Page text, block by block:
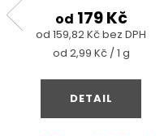
od 159,82 Kč bez DPH
od 179 Kč
Měrná
od 2,99 Kč / 1 g
DETAIL